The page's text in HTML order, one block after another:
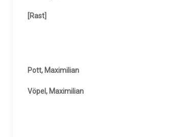
[Rast]
Pott, Maximilian
Vöpel, Maximilian